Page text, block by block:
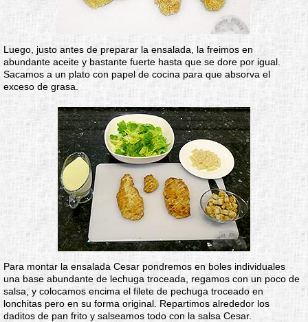
Luego, justo antes de preparar la ensalada, la freimos en
abundante aceite y bastante fuerte hasta que se dore por igual.
Sacamos a un plato con papel de cocina para que absorva el
exceso de grasa.
Para montar la ensalada Cesar pondremos en boles individuales
una base abundante de lechuga troceada, regamos con un poco de
salsa, y colocamos encima el filete de pechuga troceado en
lonchitas pero en su forma original. Repartimos alrededor los
daditos de pan frito y salseamos todo con la salsa Cesar.